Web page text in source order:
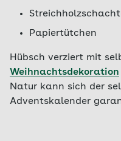
Papiertütchen
Hübsch verziert mit
Weihnachtsdekoration
Natur kann sich der
Adventskalender